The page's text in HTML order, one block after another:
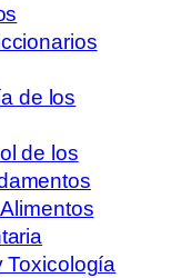
de los
de los
Toxicología